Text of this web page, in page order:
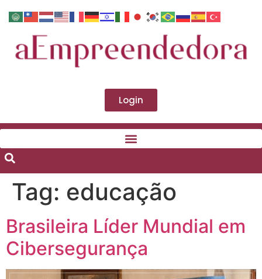
Login
Tag: educação
Brasileira Líder Mundial em
Cibersegurança